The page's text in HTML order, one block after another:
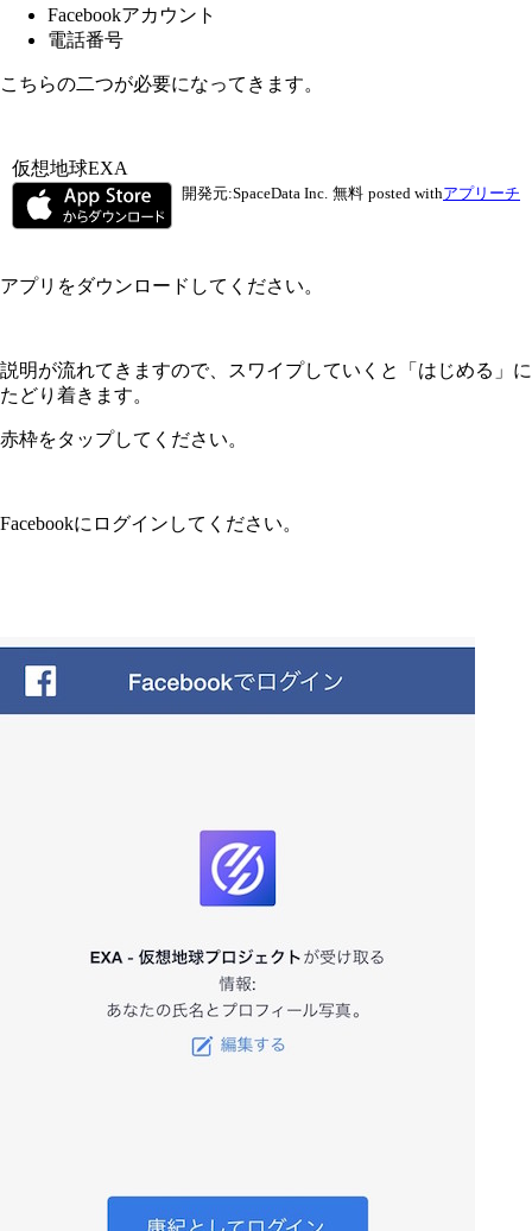
Facebookアカウント
電話番号
こちらの二つが必要になってきます。
仮想地球EXA
開発元:SpaceData Inc. 無料 posted withアプリーチ
アプリをダウンロードしてください。
説明が流れてきますので、スワイプしていくと「はじめる」に
たどり着きます。
赤枠をタップしてください。
Facebookにログインしてください。